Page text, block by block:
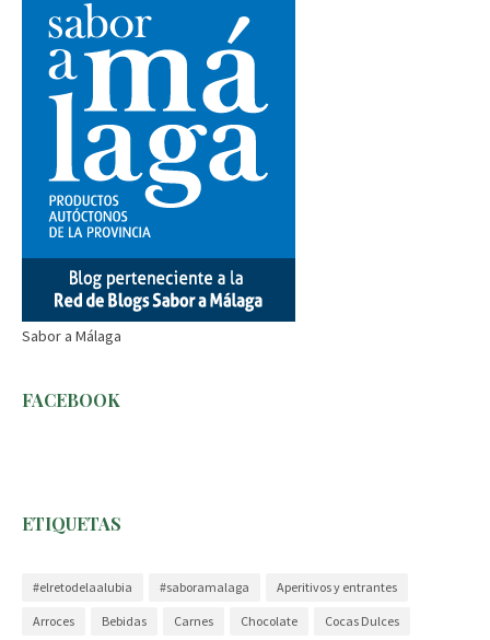
Sabor a Málaga
FACEBOOK
ETIQUETAS
#elretodelaalubia #saboramalaga Aperitivos y entrantes
Arroces Bebidas Carnes Chocolate Cocas Dulces